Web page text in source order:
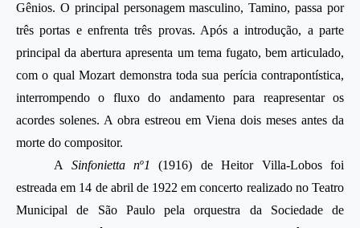
Gênios. O principal personagem masculino, Tamino, passa por
três portas e enfrenta três provas. Após a introdução, a parte
principal da abertura apresenta um tema fugato, bem articulado,
com o qual Mozart demonstra toda sua perícia contrapontística,
interrompendo o fluxo do andamento para reapresentar os
acordes solenes. A obra estreou em Viena dois meses antes da
morte do compositor.
A Sinfonietta no1
(1916) de Heitor Villa-Lobos foi
estreada em 14 de abril de 1922 em concerto realizado no Teatro
Municipal de São Paulo pela orquestra da Sociedade de